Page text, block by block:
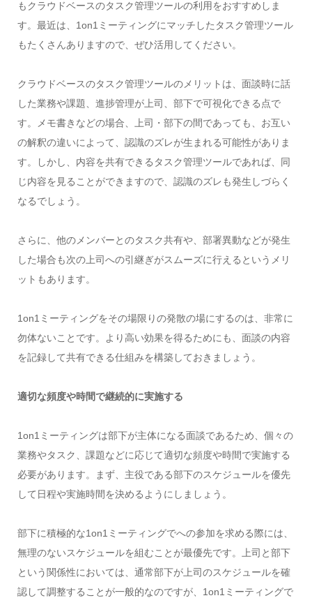
もクラウドベースのタスク管理ツールの利用をおすすめしま
す。最近は、1on1ミーティングにマッチしたタスク管理ツール
もたくさんありますので、ぜひ活用してください。
クラウドベースのタスク管理ツールのメリットは、面談時に話
した業務や課題、進捗管理が上司、部下で可視化できる点で
す。メモ書きなどの場合、上司・部下の間であっても、お互い
の解釈の違いによって、認識のズレが生まれる可能性がありま
す。しかし、内容を共有できるタスク管理ツールであれば、同
じ内容を見ることができますので、認識のズレも発生しづらく
なるでしょう。
さらに、他のメンバーとのタスク共有や、部署異動などが発生
した場合も次の上司への引継ぎがスムーズに行えるというメリ
ットもあります。
1on1ミーティングをその場限りの発散の場にするのは、非常に
勿体ないことです。より高い効果を得るためにも、面談の内容
を記録して共有できる仕組みを構築しておきましょう。
適切な頻度や時間で継続的に実施する
1on1ミーティングは部下が主体になる面談であるため、個々の
業務やタスク、課題などに応じて適切な頻度や時間で実施する
必要があります。まず、主役である部下のスケジュールを優先
して日程や実施時間を決めるようにしましょう。
部下に積極的な1on1ミーティングでへの参加を求める際には、
無理のないスケジュールを組むことが最優先です。上司と部下
という関係性においては、通常部下が上司のスケジュールを確
認して調整することが一般的なのですが、1on1ミーティングで